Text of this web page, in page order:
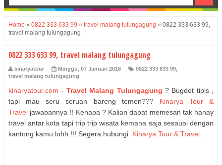
Home » 0822 333 633 99 » travel malang tulungagung » 0822 333 633 99,
travel malang tulungagung
0822 333 633 99, travel malang tulungagung
kinaryatour Minggu, 07 Januari 2018 0822 333 633 99,
travel malang tulungagung
kinaryatour.com - Travel Malang Tulungagung ? Bugdet tipis ,
tapi mau seru seruan bareng temen???
Kinarya Tour &
Travel jawabannya !! Kenapa ? Kalian dapat memesan tak hanay
travel antar kota tapi trip trip wisata kemana saja sesauai dengan
kantong kamu lohh !!! Segera hubungi Kinarya Tour & Travel